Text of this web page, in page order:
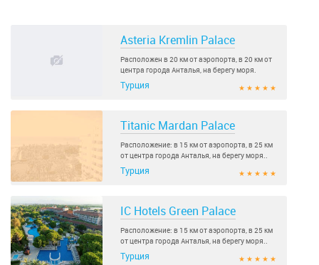
Asteria Kremlin Palace
Расположен в 20 км от аэропорта, в 20 км от
центра города Анталья, на берегу моря.
Отель: Построен в 2003 году, общая площадь
75 000 м2..
Турция ★ ★ ★ ★ ★
Titanic Mardan Palace
Расположение: в 15 км от аэропорта, в 25 км
от центра города Анталья, на берегу моря..
Турция ★ ★ ★ ★ ★
IC Hotels Green Palace
Расположение: в 15 км от аэропорта, в 25 км
от центра города Анталья, на берегу моря..
Турция ★ ★ ★ ★ ★